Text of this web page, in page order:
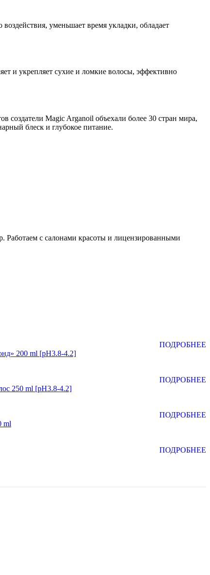
уменьшает время укладки, обладает
и укрепляет сухие и ломкие волосы, эффективно
создатели Magic Arganoil объехали более 30 стран мира,
блеск и глубокое питание.
Работаем с салонами красоты и лицензированными
ПОДРОБНЕЕ
200 ml [pH3.8-4.2]
ПОДРОБНЕЕ
250 ml [pH3.8-4.2]
ПОДРОБНЕЕ
ml
ПОДРОБНЕЕ